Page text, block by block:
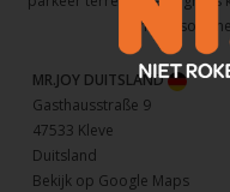
het
MR.JOY DUITSLAND
Gasthausstraße 9
47533 Kleve
Duitsland
Bekijk op Google Maps